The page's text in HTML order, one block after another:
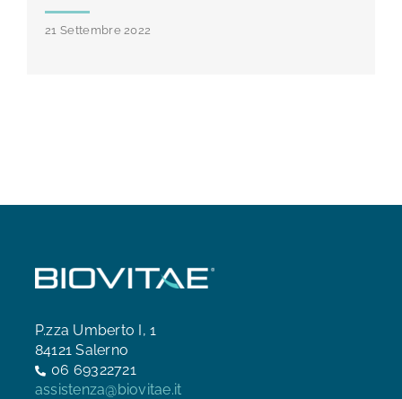
AREA RISERVATA
21 Settembre 2022
P.zza Umberto I, 1
84121 Salerno
06 69322721
assistenza@biovitae.it